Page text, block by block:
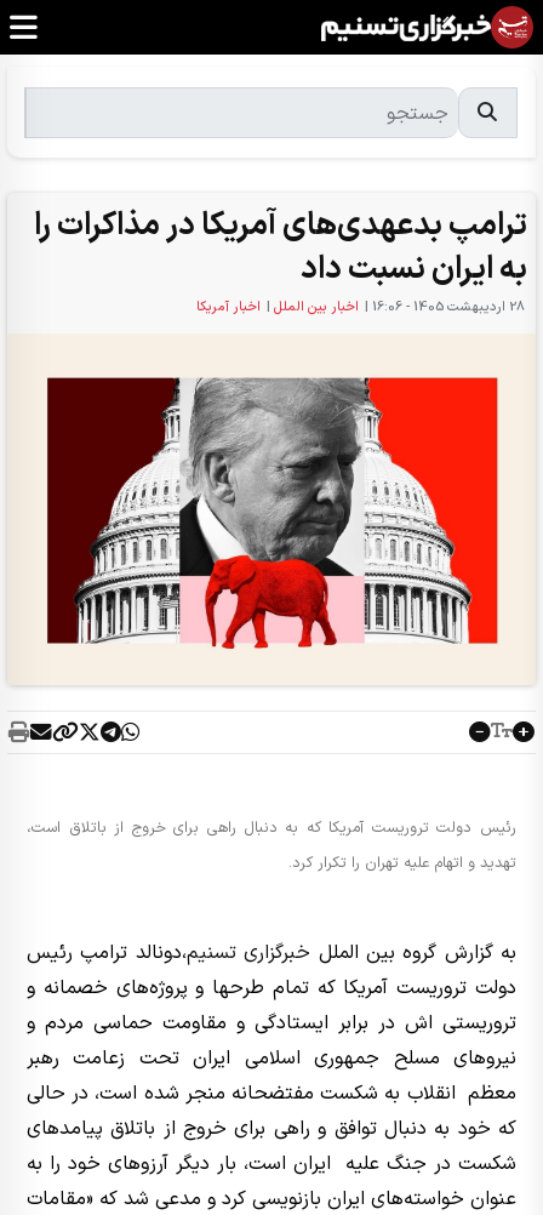
ترامپ بدعهدی‌های آمریکا در مذاکرات را
به ایران نسبت داد
28 ارديبهشت 1405 - 16:06 | اخبار بین الملل | اخبار آمریکا
رئیس دولت تروریست آمریکا که به دنبال راهی برای خروج از باتلاق است،
تهدید و اتهام علیه تهران را تکرار کرد.
به گزارش گروه بین الملل خبرگزاری تسنیم،‌دونالد ترامپ رئیس
دولت تروریست آمریکا که تمام طرحها و پروژه‌های خصمانه و
تروریستی اش در برابر ایستادگی و مقاومت حماسی مردم و
نیروهای مسلح جمهوری اسلامی ایران تحت زعامت رهبر
معظم انقلاب به شکست مفتضحانه منجر شده است، در حالی
که خود به دنبال توافق و راهی برای خروج از باتلاق پیامدهای
شکست در جنگ علیه ایران است،‌ بار دیگر آرزوهای خود را به
عنوان خواسته‌های ایران بازنویسی کرد و مدعی شد که «مقامات